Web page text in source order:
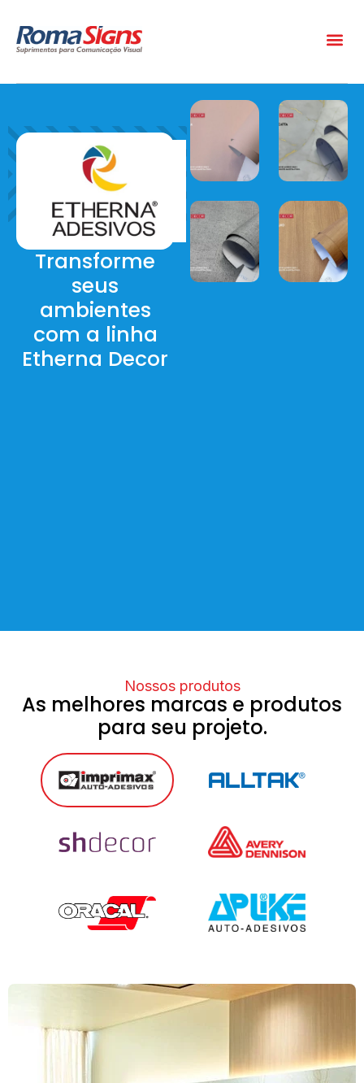
Transforme
seus
ambientes
com a linha
Etherna Decor
Nossos produtos
As melhores marcas e produtos
para seu projeto.